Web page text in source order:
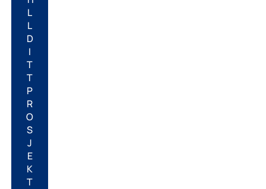
L
L
D
I
T
T
P
R
O
S
J
E
K
T